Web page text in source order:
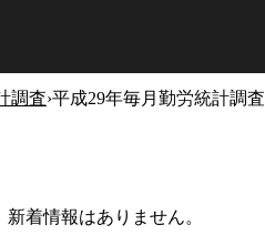
調査›平成29年毎月勤労統計調査
新着情報はありません。